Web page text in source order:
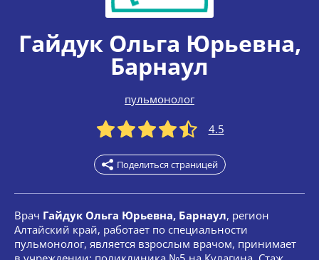
Гайдук Ольга Юрьевна,
Барнаул
пульмонолог
4.5
Поделиться страницей
Врач Гайдук Ольга Юрьевна, Барнаул, регион
Алтайский край, работает по специальности
пульмонолог, является взрослым врачом, принимает